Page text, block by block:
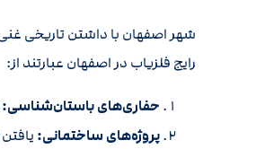
شهر اصفهان با داشتن تاریخی
رایج فلزیاب در اصفهان عبارتند از:
حفاری‌های باستان‌شناسی:
پروژه‌های ساختمانی: